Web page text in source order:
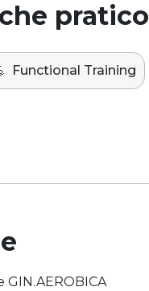
pratico
Functional Training
GIN.AEROBICA